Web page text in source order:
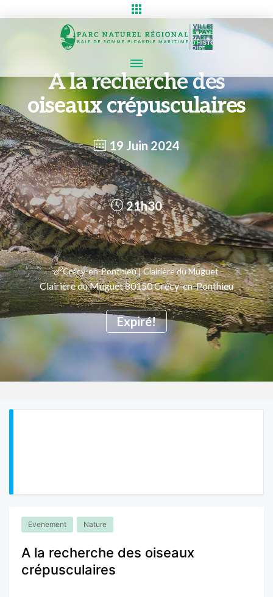
A la recherche des
oiseaux crépusculaires
19 Juin 2024
Expiré!
21h30
Crécy-en-Ponthieu | Clairière du Muguet
Clairière du Muguet 80150 Crécy-en-Ponthieu
Evenement Nature
A la recherche des oiseaux
crépusculaires